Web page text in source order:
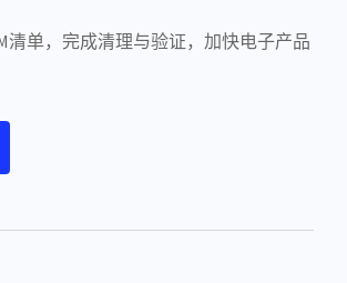
清单，完成清理与验证，加快电子产品